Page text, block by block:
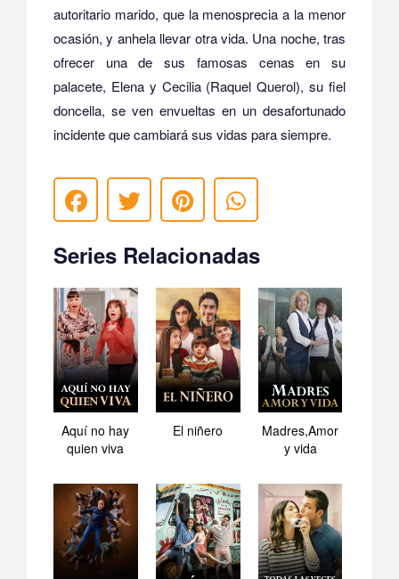
autoritario marido, que la menosprecia a la menor
ocasión, y anhela llevar otra vida. Una noche, tras
ofrecer una de sus famosas cenas en su
palacete, Elena y Cecilia (Raquel Querol), su fiel
doncella, se ven envueltas en un desafortunado
incidente que cambiará sus vidas para siempre.
Series Relacionadas
Aquí no hay
quien viva
El niñero
Madres,Amor
y vida